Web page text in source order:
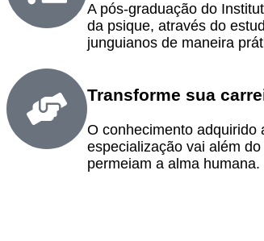
A pós-graduação do
da psique, através do
junguianos de maneira
Transforme sua
O conhecimento adquirido
especialização vai além
permeiam a alma humana.